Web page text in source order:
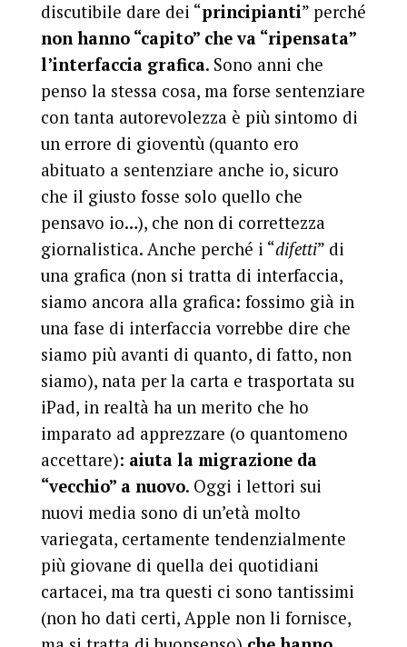
discutibile dare dei “principianti” perché
non hanno “capito” che va “ripensata”
l’interfaccia grafica. Sono anni che
penso la stessa cosa, ma forse sentenziare
con tanta autorevolezza è più sintomo di
un errore di gioventù (quanto ero
abituato a sentenziare anche io, sicuro
che il giusto fosse solo quello che
pensavo io…), che non di correttezza
giornalistica. Anche perché i “difetti” di
una grafica (non si tratta di interfaccia,
siamo ancora alla grafica: fossimo già in
una fase di interfaccia vorrebbe dire che
siamo più avanti di quanto, di fatto, non
siamo), nata per la carta e trasportata su
iPad, in realtà ha un merito che ho
imparato ad apprezzare (o quantomeno
accettare): aiuta la migrazione da
“vecchio” a nuovo. Oggi i lettori sui
nuovi media sono di un’età molto
variegata, certamente tendenzialmente
più giovane di quella dei quotidiani
cartacei, ma tra questi ci sono tantissimi
(non ho dati certi, Apple non li fornisce,